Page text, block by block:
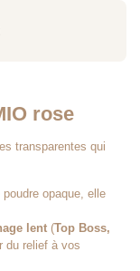
rose
transparentes qui
opaque, elle
lent (Top Boss,
du relief à vos